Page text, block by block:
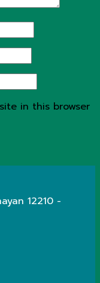
in this browser
12210 -